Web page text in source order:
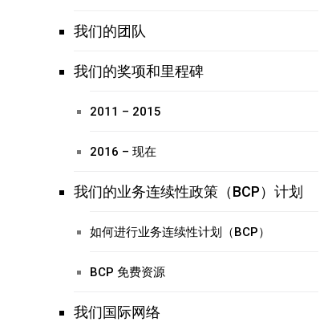
我们的团队
我们的奖项和里程碑
2011 – 2015
2016 – 现在
我们的业务连续性政策（BCP）计划
如何进行业务连续性计划（BCP）
BCP 免费资源
我们国际网络